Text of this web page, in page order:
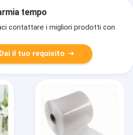
tempo
contattare i migliori prodotti con
Dai il tuo requisito